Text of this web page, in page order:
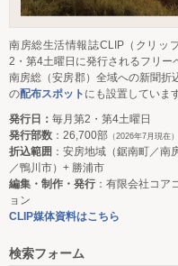
南房総生活情報誌CLIP（クリッ
2・第4土曜日に発行されるフリー
南房総（安房郡）全域への新聞折
の配布スポット にも設置しています
発行日： 毎月第2・第4土曜日
発行部数 ：26,700部 （2026年7月現在）
折込範囲 ：安房地域（鋸南町／南
／鴨川市）+ 勝浦市
編集・制作・発行：有限会社コア
ョン
CLIP媒体資料はこちら
検索フォーム